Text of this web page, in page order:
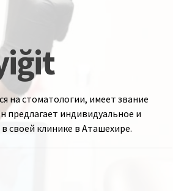
на стоматологии, имеет звание
индивидуальное и
своей клинике в Аташехире.